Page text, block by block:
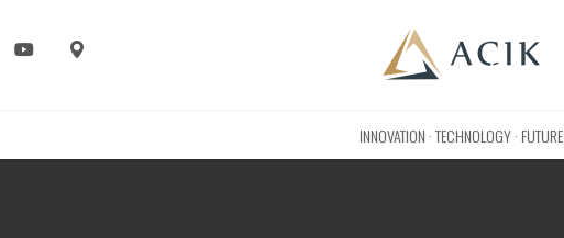
INNOVATION · TECHNOLOGY · FUTURE